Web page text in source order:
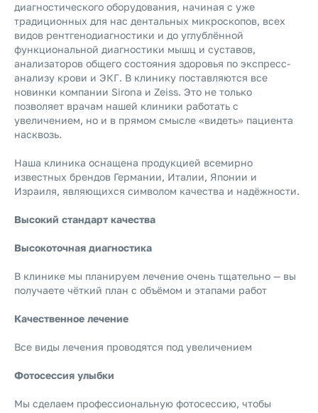
диагностического оборудования, начиная с уже
традиционных для нас дентальных микроскопов, всех
видов рентгенодиагностики и до углублённой
функциональной диагностики мышц и суставов,
анализаторов общего состояния здоровья по экспресс-
анализу крови и ЭКГ. В клинику поставляются все
новинки компании Sirona и Zeiss. Это не только
позволяет врачам нашей клиники работать с
увеличением, но и в прямом смысле «видеть» пациента
насквозь.
Наша клиника оснащена продукцией всемирно
известных брендов Германии, Италии, Японии и
Израиля, являющихся символом качества и надёжности.
Высокий стандарт качества
Высокоточная диагностика
В клинике мы планируем лечение очень тщательно — вы
получаете чёткий план с объёмом и этапами работ
Качественное лечение
Все виды лечения проводятся под увеличением
Фотосессия улыбки
Мы сделаем профессиональную фотосессию, чтобы